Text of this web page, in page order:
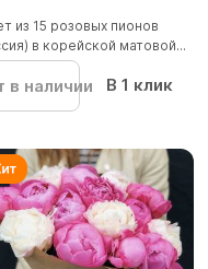
из 15 розовых пионов
в корейской матовой...
в наличии В 1 клик